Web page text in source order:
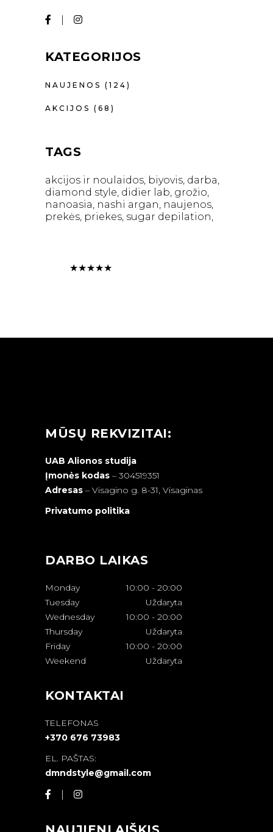
KATEGORIJOS
NAUJENOS (124)
AKCIJOS (68)
TAGS
akcijos ir noulaidos biyovis darba
diamond style didier lab grožio
nanoasia nashi argan naujenos
prekės priekes sugar depilation
★★★★★
MŪSŲ REKVIZITAI:
UAB Alionos studija
Įmonės kodas – 304519351
Adresas – Visagino g. 8-31, Visaginas
Privatumo politika
DARBO LAIKAS
Monday 10:00 - 20:00
Tuesday
Uždaryta
Wednesday
10:00 - 20:00
Thursday
Uždaryta
Friday
10:00 - 20:00
Weekend
Uždaryta
KONTAKTAI
TELEFONAS
+370 676 73983
EL. PAŠTAS:
dmndstyle@gmail.com